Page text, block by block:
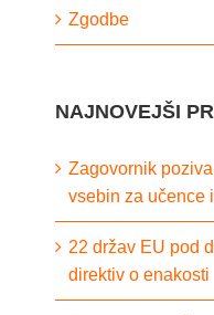
Zgodbe
NAJNOVEJŠI
Zagovornik
vsebin za učence
22 držav EU pod
direktiv o enakosti